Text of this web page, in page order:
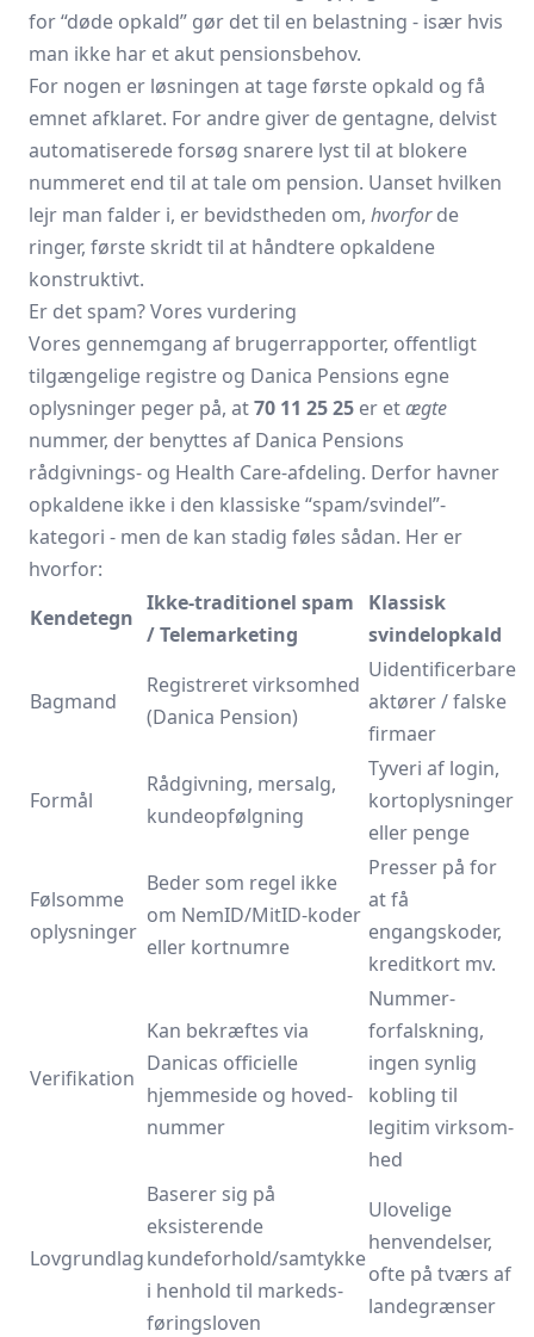
for “døde opkald” gør det til en belastning - især hvis
man ikke har et akut pensionsbehov.
For nogen er løsningen at tage første opkald og få
emnet afklaret. For andre giver de gentagne, delvist
automatiserede forsøg snarere lyst til at blokere
nummeret end til at tale om pension. Uanset hvilken
lejr man falder i, er bevidstheden om, hvorforde
ringer, første skridt til at håndtere opkaldene
konstruktivt.
Er det spam? Vores vurdering
Vores gennemgang af bruger­rapporter, offentligt
tilgængelige registre og Danica Pensions egne
oplysninger peger på, at70 11 25 25 er etægte
nummer, der benyttes af Danica Pensions
rådgivnings- og Health Care-afdeling. Derfor havner
opkaldene ikke i den klassiske “spam/svindel”-
kategori - men de kan stadig føles sådan. Her er
hvorfor:
Kendetegn
Ikke-traditionel spam
/ Telemarketing
Klassisk
svindelopkald
Bagmand
Registreret virksomhed
(Danica Pension)
Uidentificerbare
aktører / falske
firmaer
Formål
Rådgivning, mersalg,
kunde­opfølgning
Tyveri af login,
kort­oplysninger
eller penge
Følsomme
oplysninger
Beder som regel ikke
om NemID/MitID-koder
eller kortnumre
Presser på for
at få
engangskoder,
kreditkort mv.
Verifikation
Kan bekræftes via
Danicas officielle
hjemmeside og hoved­
nummer
Nummer­
forfalskning,
ingen synlig
kobling til
legitim virksom­
hed
Lovgrundlag
Baserer sig på
eksisterende
kundeforhold/samtykke
i henhold til markeds­
førings­loven
Ulove­lige
henvendelser,
ofte på tværs af
lande­grænser